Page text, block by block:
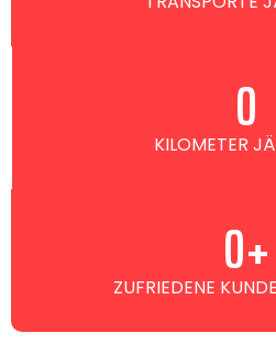
KILOMETER
0
ZUFRIEDENE 0+